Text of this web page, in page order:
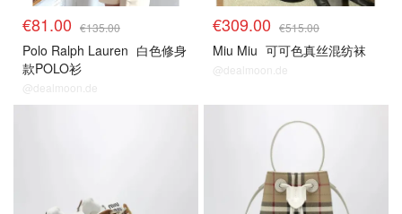
€81.00 €135.00
Polo Ralph Lauren 白色修身
款POLO衫
@dealmoon.de
€309.00 €515.00
Miu Miu 可可色真丝混纺袜
@dealmoon.de